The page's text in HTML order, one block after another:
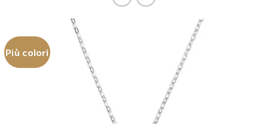
Più colori